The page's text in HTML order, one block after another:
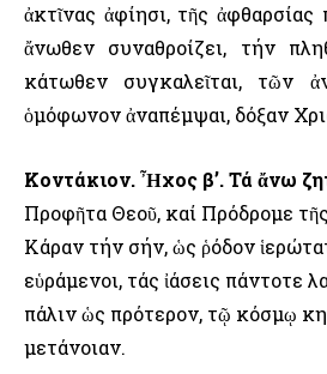
ἀκτῖνας ἀφίησι, τῆς ἀφθαρσίας
ἄνωθεν συναθροίζει, τήν
κάτωθεν συγκαλεῖται, τῶν
ὁμόφωνον ἀναπέμψαι, δόξαν
Κοντάκιον. Ἦχος β’. Τά ἄνω
Προφῆτα Θεοῦ, καί Πρόδρομε
Κάραν τήν σήν, ὡς ῥόδον
εὑράμενοι, τάς ἰάσεις πάντοτε
πάλιν ὡς πρότερον, τῷ κόσμῳ
μετάνοιαν.